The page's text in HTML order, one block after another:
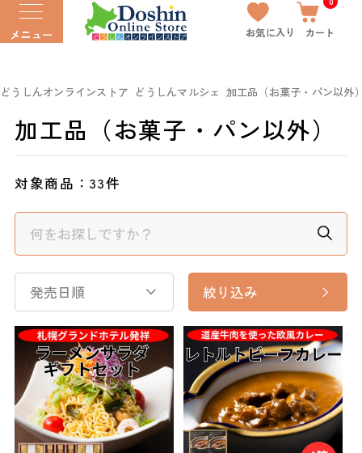
メニュー お気に入り カート
どうしんオンラインストア どうしんマルシェ 加工品（お菓子・パン以外
加工品（お菓子・パン以外）
対象商品：33件
発売日順 絞り込み